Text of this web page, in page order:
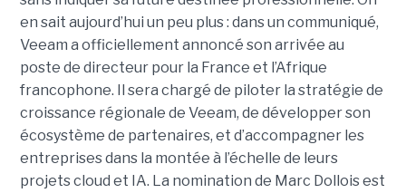
en sait aujourd’hui un peu plus : dans un communiqué,
Veeam a officiellement annoncé son arrivée au
poste de directeur pour la France et l’Afrique
francophone. Il sera chargé de piloter la stratégie de
croissance régionale de Veeam, de développer son
écosystème de partenaires, et d’accompagner les
entreprises dans la montée à l’échelle de leurs
projets cloud et IA. La nomination de Marc Dollois est